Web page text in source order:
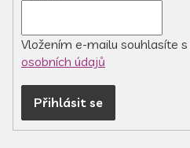
Vložením e-mailu souhlasíte s
osobních údajů
Přihlásit se